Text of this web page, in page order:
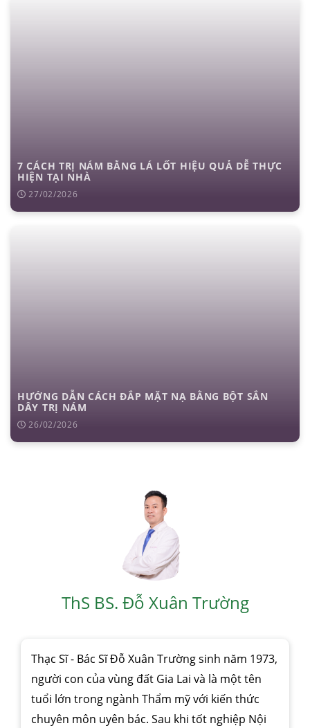
7 CÁCH TRỊ NÁM BẰNG LÁ LỐT HIỆU QUẢ DỄ THỰC
HIỆN TẠI NHÀ
27/02/2026
HƯỚNG DẪN CÁCH ĐẮP MẶT NẠ BẰNG BỘT SẮN
DÂY TRỊ NÁM
26/02/2026
ThS BS. Đỗ Xuân Trường
Thạc Sĩ - Bác Sĩ Đỗ Xuân Trường sinh năm 1973,
người con của vùng đất Gia Lai và là một tên
tuổi lớn trong ngành Thẩm mỹ với kiến thức
chuyên môn uyên bác. Sau khi tốt nghiệp Nội